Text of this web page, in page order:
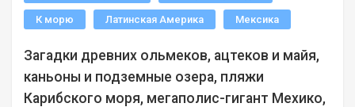
К морю Латинская Америка Мексика
Загадки древних ольмеков, ацтеков и майя,
каньоны и подземные озера, пляжи
Карибского моря, мегаполис-гигант Мехико,